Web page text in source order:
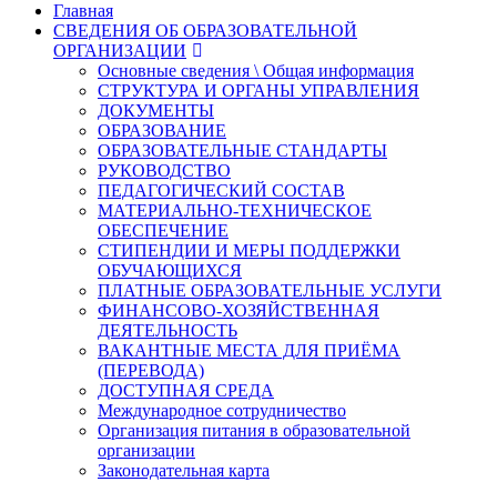
Главная
СВЕДЕНИЯ ОБ ОБРАЗОВАТЕЛЬНОЙ
ОРГАНИЗАЦИИ
Основные сведения \ Общая информация
СТРУКТУРА И ОРГАНЫ УПРАВЛЕНИЯ
ДОКУМЕНТЫ
ОБРАЗОВАНИЕ
ОБРАЗОВАТЕЛЬНЫЕ СТАНДАРТЫ
РУКОВОДСТВО
ПЕДАГОГИЧЕСКИЙ СОСТАВ
МАТЕРИАЛЬНО-ТЕХНИЧЕСКОЕ
ОБЕСПЕЧЕНИЕ
СТИПЕНДИИ И МЕРЫ ПОДДЕРЖКИ
ОБУЧАЮЩИХСЯ
ПЛАТНЫЕ ОБРАЗОВАТЕЛЬНЫЕ УСЛУГИ
ФИНАНСОВО-ХОЗЯЙСТВЕННАЯ
ДЕЯТЕЛЬНОСТЬ
ВАКАНТНЫЕ МЕСТА ДЛЯ ПРИЁМА
(ПЕРЕВОДА)
ДОСТУПНАЯ СРЕДА
Международное сотрудничество
Организация питания в образовательной
организации
Законодательная карта